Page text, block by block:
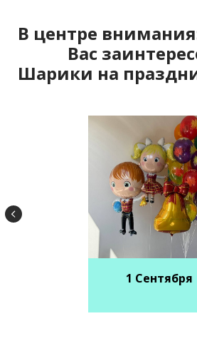
В центре
Вас
Шарики на
1 Сентября